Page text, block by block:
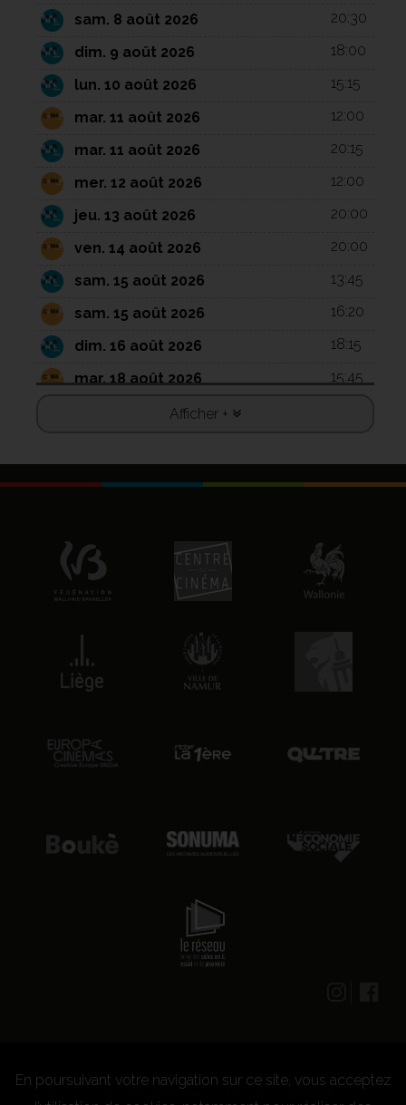
sam. 8 août 2026
20:30
dim. 9 août 2026
18:00
lun. 10 août 2026
15:15
mar. 11 août 2026
12:00
mar. 11 août 2026
20:15
mer. 12 août 2026
12:00
jeu. 13 août 2026
20:00
ven. 14 août 2026
20:00
sam. 15 août 2026
13:45
sam. 15 août 2026
16:20
dim. 16 août 2026
18:15
mar. 18 août 2026
15:45
mar. 18 août 2026
Afficher +
© 2026 CENTRE CULTUREL LES GRIGNOUX ASBL -
Kit presse
Conditions générales d'utilisation
En poursuivant votre navigation sur ce site, vous acceptez